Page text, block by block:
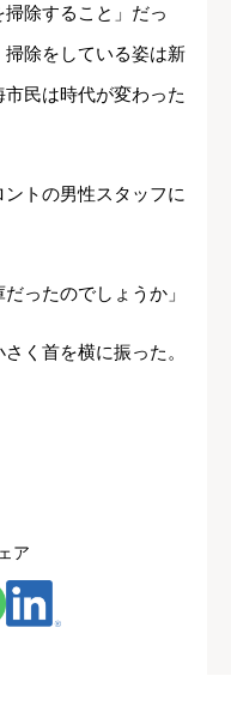
除すること」だっ
除をしている姿は新
民は時代が変わった
トの男性スタッフに
ったのでしょうか」
く首を横に振った。
ア